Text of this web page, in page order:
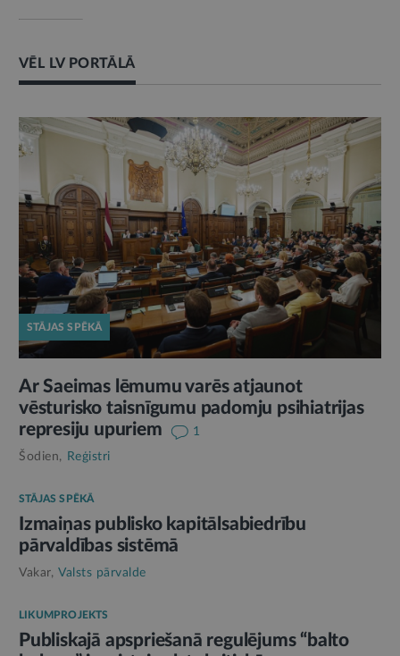
VĒL LV PORTĀLĀ
STĀJAS SPĒKĀ
Ar Saeimas lēmumu varēs atjaunot
vēsturisko taisnīgumu padomju psihiatrijas
represiju upuriem
1
Šodien, Reģistri
STĀJAS SPĒKĀ
Izmaiņas publisko kapitālsabiedrību
pārvaldības sistēmā
Vakar, Valsts pārvalde
LIKUMPROJEKTS
Publiskajā apspriešanā regulējums “balto